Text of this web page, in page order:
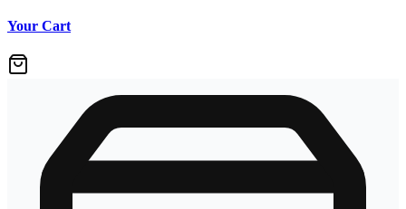
Your Cart